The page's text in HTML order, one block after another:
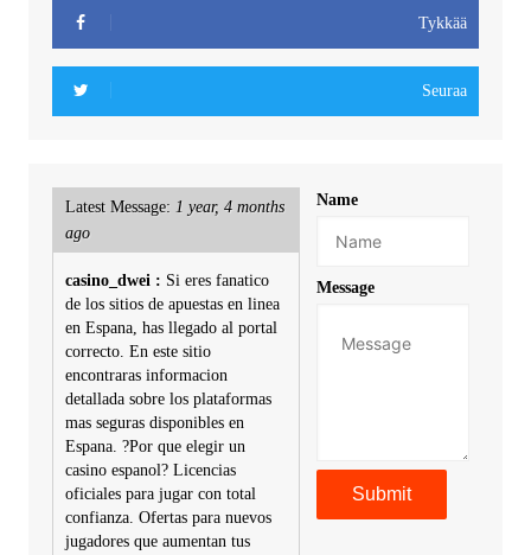
Tykkää
Seuraa
Latest Message: 1 year, 4 months
ago
casino_dwei : Si eres fanatico
de los sitios de apuestas en linea
en Espana, has llegado al portal
correcto. En este sitio
encontraras informacion
detallada sobre los plataformas
mas seguras disponibles en
Espana. ?Por que elegir un
casino espanol? Licencias
oficiales para jugar con total
confianza. Ofertas para nuevos
jugadores que aumentan tus
Name
Message